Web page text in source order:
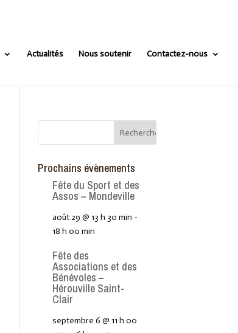
Actualités Nous soutenir Contactez-nous
Prochains évènements
Fête du Sport et des
Assos – Mondeville
août 29 @ 13 h 30 min -
18 h 00 min
Fête des
Associations et des
Bénévoles –
Hérouville Saint-
Clair
septembre 6 @ 11 h 00